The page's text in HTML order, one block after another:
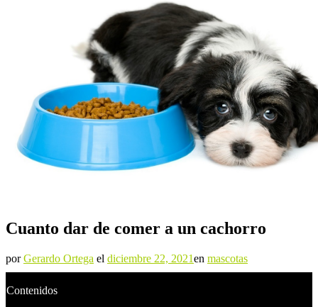
Cuanto dar de comer a un cachorro
porGerardo Ortega el diciembre 22, 2021en mascotas
Contenidos